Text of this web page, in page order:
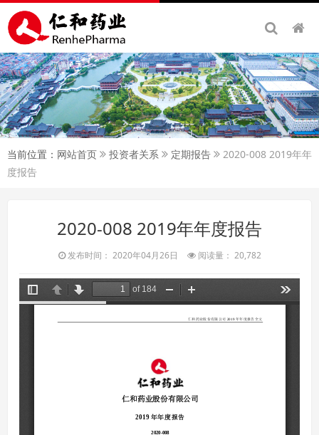
当前位置： 网站首页 投资者关系 定期报告
2020-008 2019年年
度报告
2020-008 2019年年度报告
发布时间： 2020年04月26日 阅读量： 20,782